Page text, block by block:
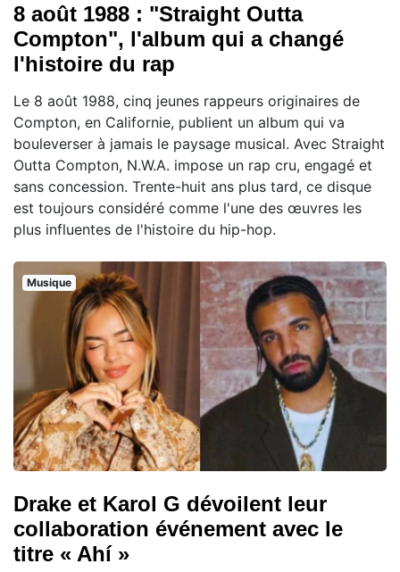
8 août 1988 : "Straight Outta
Compton", l'album qui a changé
l'histoire du rap
Le 8 août 1988, cinq jeunes rappeurs originaires de
Compton, en Californie, publient un album qui va
bouleverser à jamais le paysage musical. Avec Straight
Outta Compton, N.W.A. impose un rap cru, engagé et
sans concession. Trente-huit ans plus tard, ce disque
est toujours considéré comme l'une des œuvres les
plus influentes de l'histoire du hip-hop.
Musique
Drake et Karol G dévoilent leur
collaboration événement avec le
titre « Ahí »